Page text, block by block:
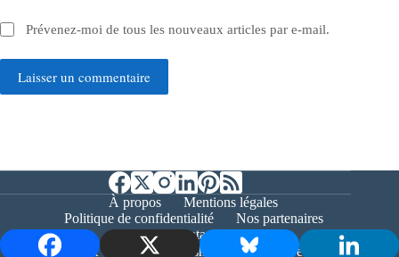
Prévenez-moi de tous les nouveaux articles par e-mail.
Laisser un commentaire
À propos
Mentions légales
Politique de confidentialité
Nos partenaires
Contact
Copyright © 2026 - Bernieshoot.fr Journal Web